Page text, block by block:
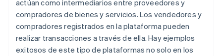
actúan como intermediarios entre proveedores y
compradores de bienes y servicios. Los vendedores y
compradores registrados en la plataforma pueden
realizar transacciones a través de ella. Hay ejemplos
exitosos de este tipo de plataformas no solo en los